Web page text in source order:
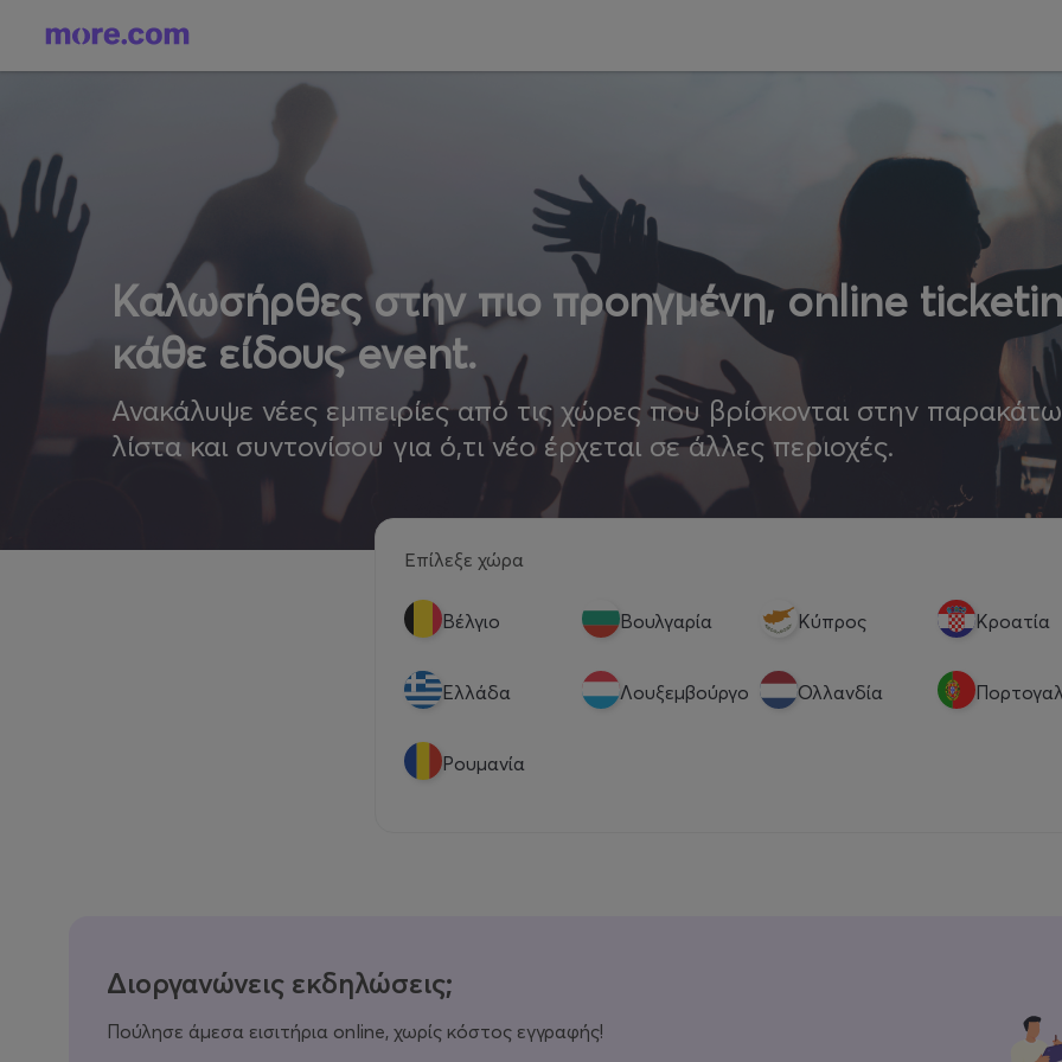
Καλωσήρθες στην πιο προηγμένη, online
κάθε είδους event.
Ανακάλυψε νέες εμπειρίες από τις χώρες που βρίσκονται στην παρακάτω
λίστα και συντονίσου για ό,τι νέο έρχεται σε άλλες περιοχές.
Επίλεξε χώρα
Βέλγιο Βουλγαρία Κύπρος Κροατία
Eλλάδα Λουξεμβούργο Ολλανδία
Ρουμανία
Διοργανώνεις εκδηλώσεις;
Πούλησε άμεσα εισιτήρια online, χωρίς κόστος εγγραφής!